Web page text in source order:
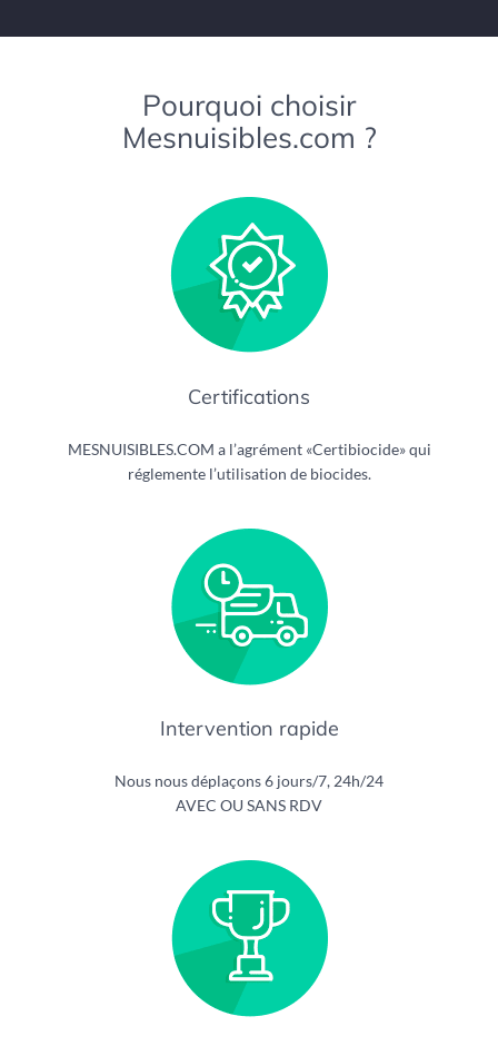
Pourquoi choisir
Mesnuisibles.com ?
Certifications
MESNUISIBLES.COM a l’agrément «Certibiocide» qui
réglemente l’utilisation de biocides.
Intervention rapide
Nous nous déplaçons 6 jours/7, 24h/24
AVEC OU SANS RDV